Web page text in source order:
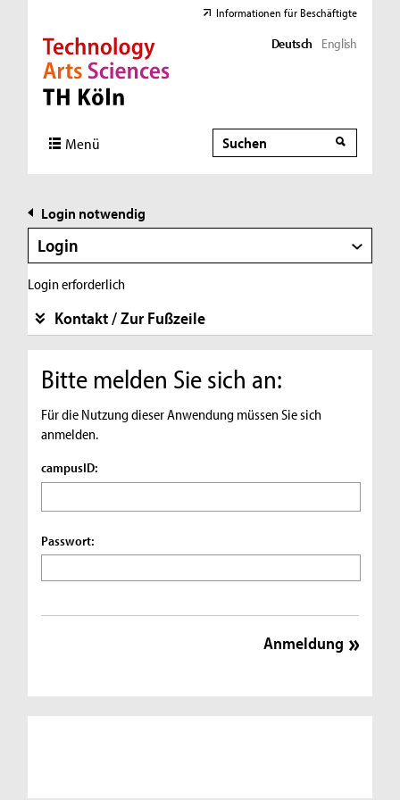
Direkt zur Hauptnavigation
Direkt zur Subnavigation
Direkt zum Inhalt
Direkt zum Fußbereich
Informationen für Beschäftigte
Deutsch English
Menü Suche
Suche
Login notwendig
Login
Login erforderlich
Kontakt / Zur Fußzeile
Bitte melden Sie sich an:
Für die Nutzung dieser Anwendung müssen Sie sich
anmelden.
campusID:
Passwort: